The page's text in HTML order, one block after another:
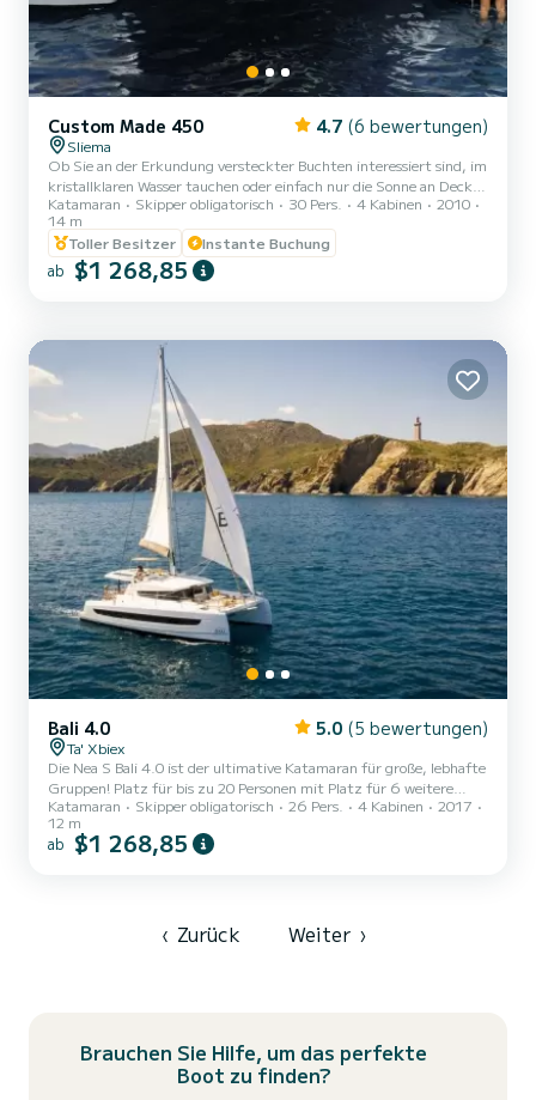
Custom Made 450 4.7 (6 bewertungen)
Sliema
Ob Sie an der Erkundung versteckter Buchten interessiert sind, im
kristallklaren Wasser tauchen oder einfach nur die Sonne an Deck
genießen möchten, unser Team wird mit Ihnen zusammenarbeiten,
um eine maßgeschneiderte Reiseroute zu erstellen, die all Ihren
Wünschen entspricht. Unser Ziel ist es, Ihnen ein
außergewöhnliches und persönliches Erlebnis zu bieten, das Sie ein
Leben lang schätzen werden. Mieten Sie diesen wunderschönen
Katamaran Skipper obligatorisch 30 Pers. 4 Kabinen
2010
14 m
Toller Besitzer
Instante Buchung
ab $1 268,85
Bali 4.0 5.0 (5 bewertungen)
Ta' Xbiex
Die Nea S Bali 4.0 ist der ultimative Katamaran für große, lebhafte
Gruppen! Platz für bis zu 20 Personen mit Platz für 6 weitere
bietet dieses geräumige Schiff modernen Luxus und festliche
Stimmung. Die weitläufigen offenen Räume und das elegante
Design machen es zur perfekten Wahl für Feiern oder entspannte
Katamaran Skipper obligatorisch 26 Pers. 4 Kabinen
2017
12 m
ab $1 268,85
‹ Zurück Weiter ›
Brauchen Sie Hilfe, um das perfekte
Boot zu finden?